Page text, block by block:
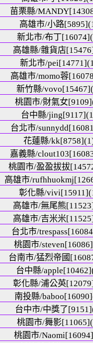
苗栗縣/
高雄市/小路
新北市/布丁
高雄縣/雜貨店
新北市/
高雄市/momo蓉
新竹縣/
桃園市/財氣女
台中縣/
台北市/
花蓮縣/
嘉義縣/
桃園市/盈盈拔拔
高雄市/
彰化縣/
高雄市/無尾熊
高雄市/吉米米
台北市/
桃園市/
台南市/猛烈帝國
台中縣/
彰化縣/浦公英
南投縣/
台中市/中獎了
桃園市/舞影
桃園市/